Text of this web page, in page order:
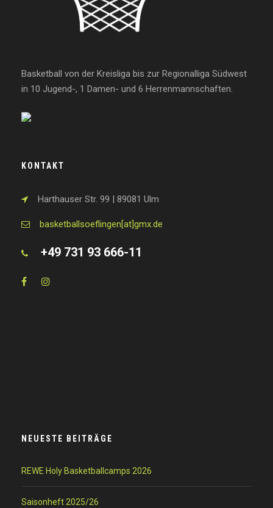
Basketball von der Kreisliga bis zur Regionalliga Südwest
in 10 Jugend-, 1 Damen- und 6 Herrenmannschaften.
KONTAKT
Harthauser Str. 99 | 89081 Ulm
basketballsoeflingen[at]gmx.de
+49 731 93 666-11
NEUESTE BEITRÄGE
REWE Holy Basketballcamps 2026
Saisonheft 2025/26